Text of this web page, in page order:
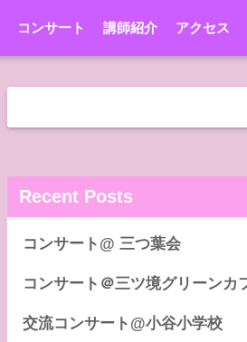
コンサート 講師紹介 アクセス
Recent Posts
コンサート@ 三つ葉会
コンサート＠三ツ境グリーンカ
交流コンサート@小谷小学校